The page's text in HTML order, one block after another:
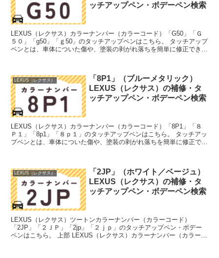
ッチアップペン・ボデーペン検索
LEXUS（レクサス）カラーナンバー（カラーコード）「G50」「Ｇ
５０」「g50」「ｇ50」のタッチアップペンはこちら。 タッチアップ
ペンとは、車体についた傷や、塗装の剥がれ落ちを簡単に修正できる
LEXUS（レクサス）
「8P1」（ブルーメタリック）
LEXUS（レクサス）の補修・タ
ッチアップペン・ボデーペン検索
LEXUS（レクサス）カラーナンバー（カラーコード）「8P1」「８
Ｐ１」「8p1」「８ｐ１」のタッチアップペンはこちら。 タッチアッ
プペンとは、車体についた傷や、塗装の剥がれ落ちを簡単に修正でき
LEXUS（レクサス）
「2JP」（ホワイト／ベージュ）
LEXUS（レクサス）の補修・タ
ッチアップペン・ボデーペン検索
LEXUS（レクサス）ツートンカラーナンバー（カラーコード）
「2JP」「２ＪＰ」「2jp」「２ｊｐ」のタッチアップペン・ボデー
ペンはこちら。 上部 LEXUS（レクサス）カラーナンバー（カラーコ